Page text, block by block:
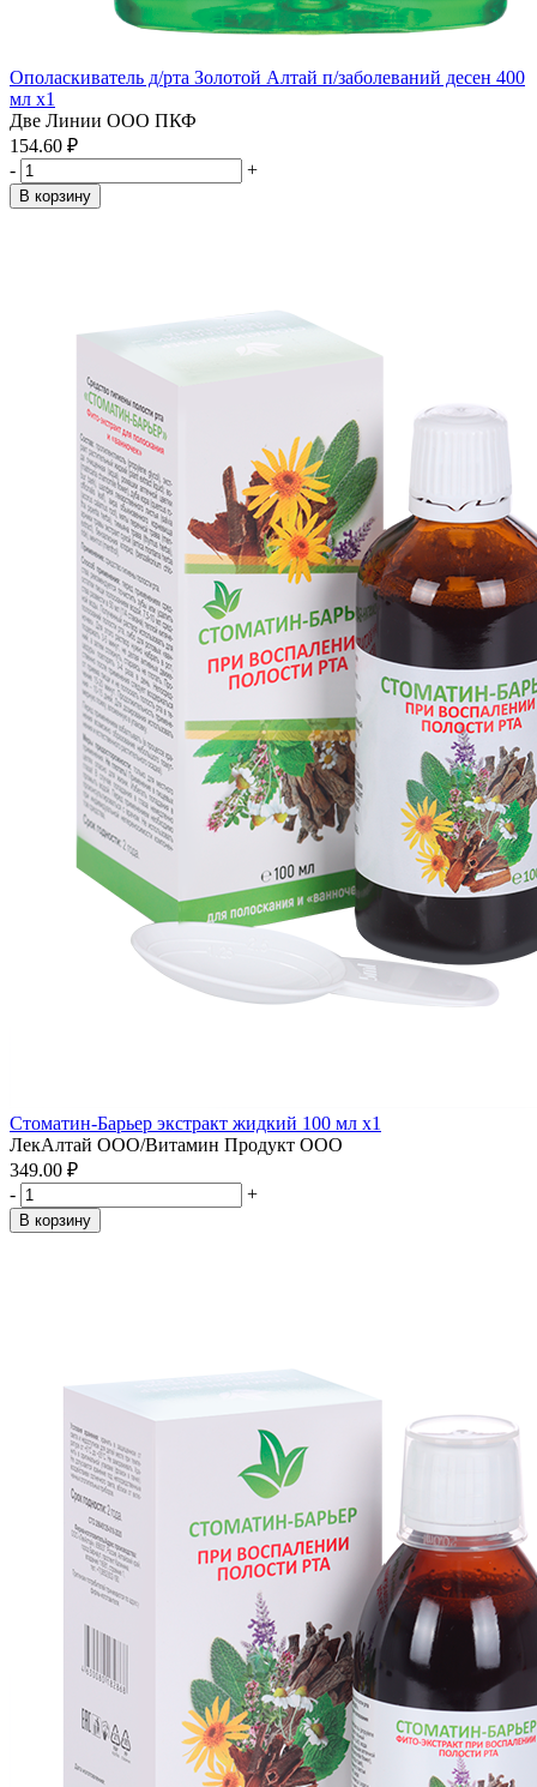
Ополаскиватель д/рта Золотой Алтай п/заболеваний десен 400
мл x1
Две Линии ООО ПКФ
154.60 ₽
-
+
В корзину
Стоматин-Барьер экстракт жидкий 100 мл x1
ЛекАлтай ООО/Витамин Продукт ООО
349.00 ₽
-
+
В корзину